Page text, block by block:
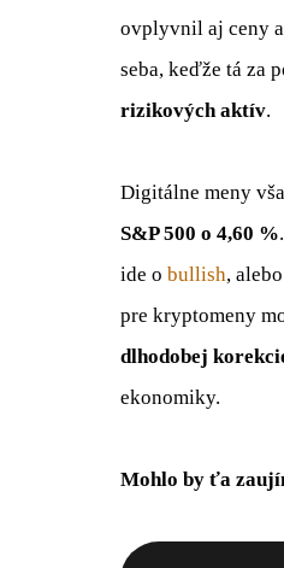
ovplyvnil aj ceny
seba, keďže tá za
rizikových aktív.
Digitálne meny
S&P 500 o 4,60 %
ide o bullish, alebo
pre kryptomeny
dlhodobej
ekonomiky.
Mohlo by ťa